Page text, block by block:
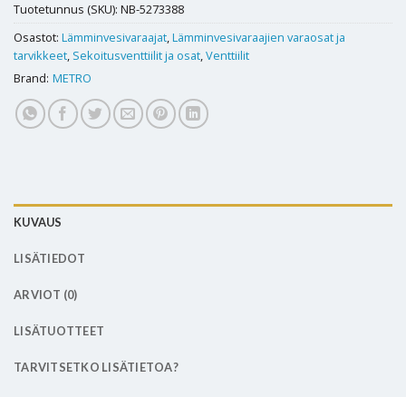
Tuotetunnus (SKU): NB-5273388
Osastot: Lämminvesivaraajat,Lämminvesivaraajien varaosat ja
tarvikkeet, Sekoitusventtiilit ja osat,Venttiilit
Brand: METRO
KUVAUS
LISÄTIEDOT
ARVIOT (0)
LISÄTUOTTEET
TARVITSETKO LISÄTIETOA?